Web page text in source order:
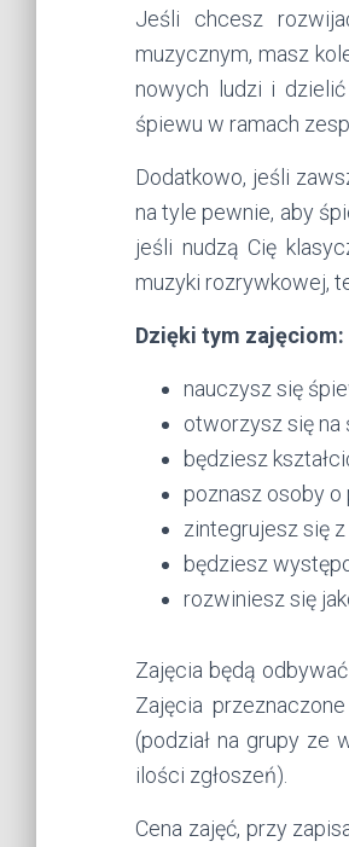
Jeśli chcesz
muzycznym, masz
nowych ludzi i
śpiewu w ramach
Dodatkowo, jeśli
na tyle pewnie, aby
jeśli nudzą Cię
muzyki rozrywkowej,
Dzięki tym zajęciom:
nauczysz się
otworzysz się na
będziesz
poznasz osoby
zintegrujesz się
będziesz
rozwiniesz się
Zajęcia będą
Zajęcia
(podział na grupy ze
ilości zgłoszeń).
Cena zajęć, przy